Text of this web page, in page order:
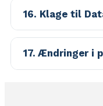
16. Klage til
17. Ændringer i